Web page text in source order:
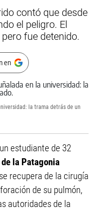
contó que desde
el peligro. El
fue detenido.
en
la trama detrás de un
estudiante de 32
la Patagonia
se recupera de la cirugía
de su pulmón,
autoridades de la